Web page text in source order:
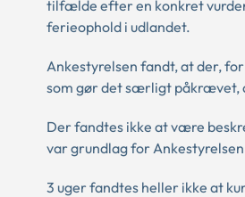
tilfælde efter en konkret
ferieophold i udlandet.
Ankestyrelsen fandt, at der,
som gør det særligt påkrævet,
Der fandtes ikke at være
var grundlag for
3 uger fandtes heller ikke at